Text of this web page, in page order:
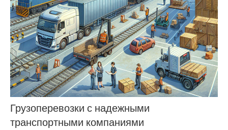
Грузоперевозки с надежными
транспортными компаниями